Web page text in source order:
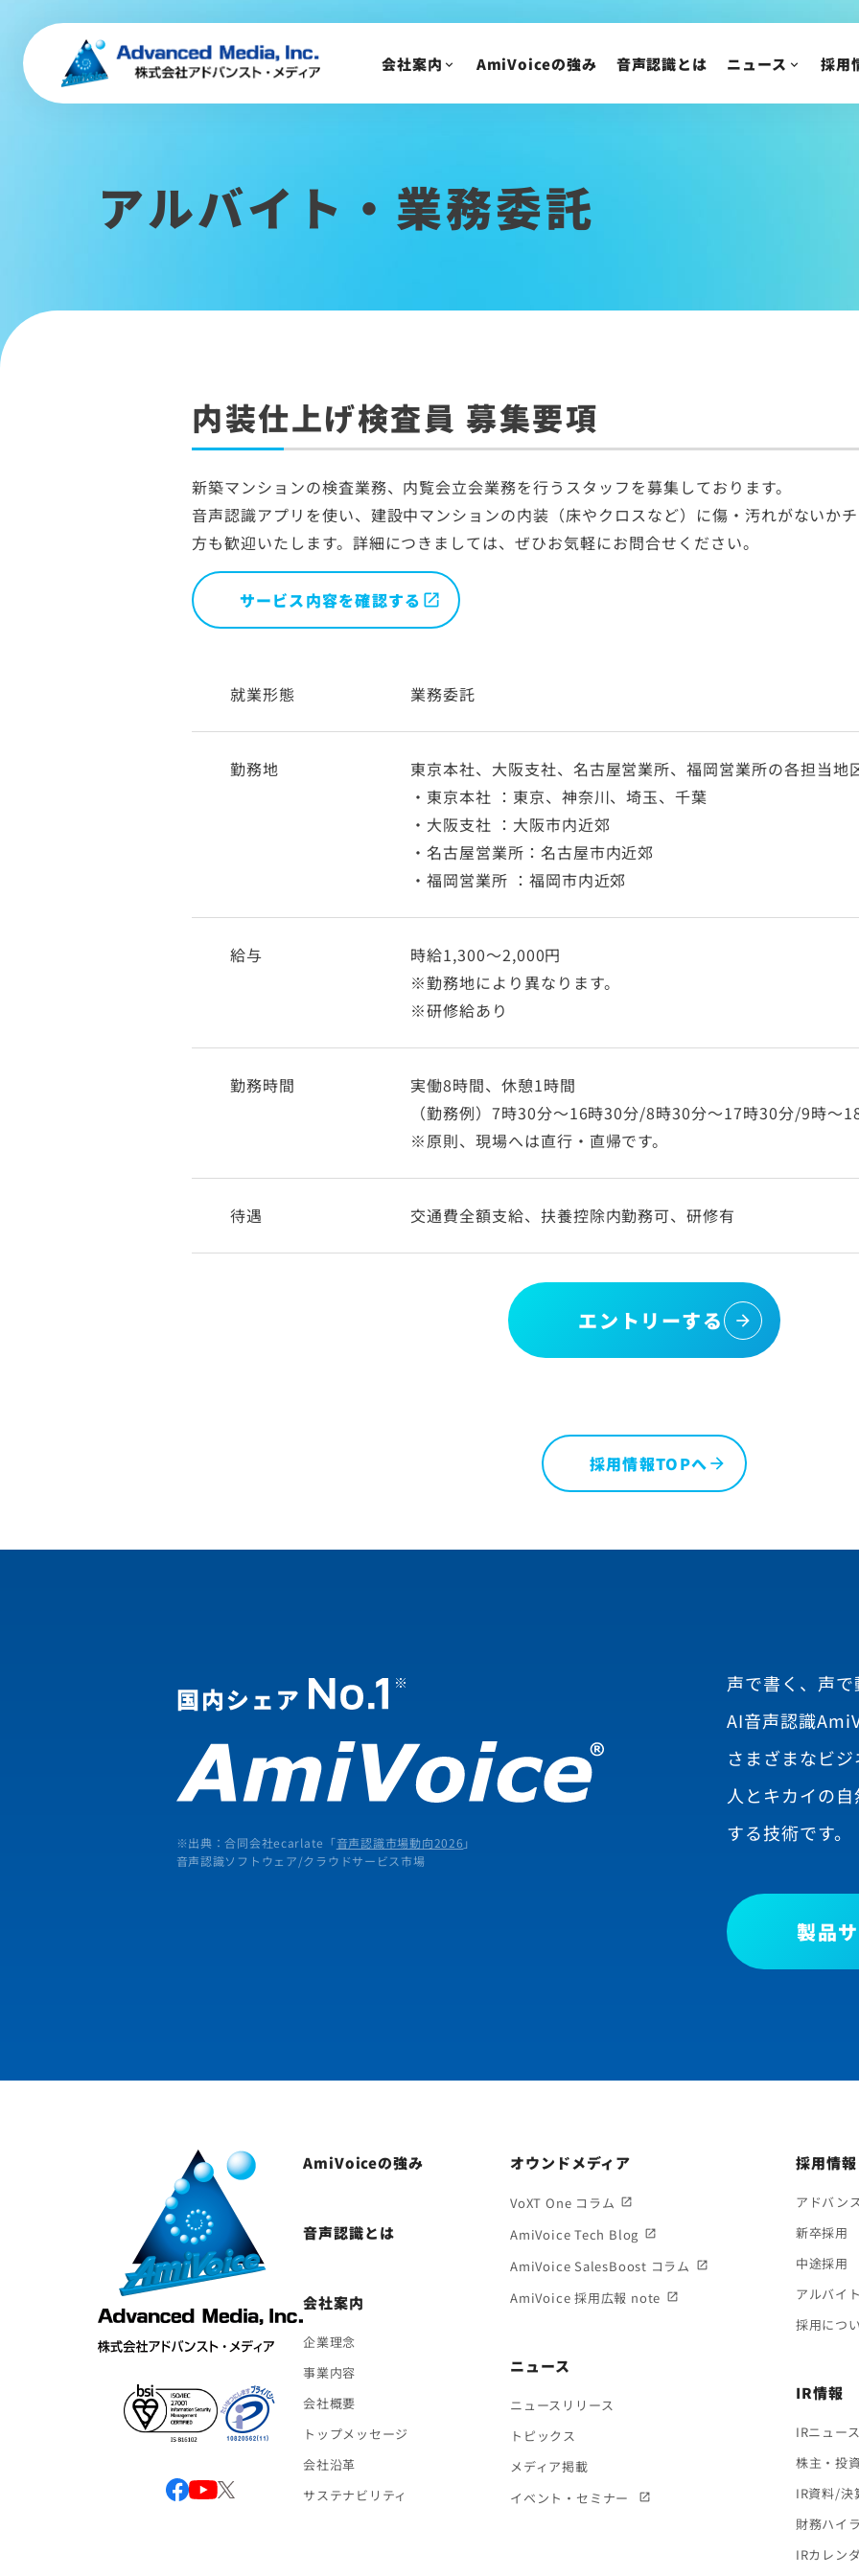
会社案内
企業理念
トップメッセージ
会社沿革
AmiVoice SalesBoost コラム
AmiVoice 採用広報 note
トピックス
メディア掲載
中途採用
アルバイト・業務委
IRカレンダー
会社案内 AmiVoiceの強み 音声認識とは ニュース 採用
アルバイト・業務委託
内装仕上げ検査員 募集要項
新築マンションの検査業務、内覧会立会業務を行うスタッフを募集しております。
音声認識アプリを使い、建設中マンションの内装（床やクロスなど）に傷・汚れがないか
方も歓迎いたします。詳細につきましては、ぜひお気軽にお問合せください。
サービス内容を確認する
就業形態 業務委託
勤務地
東京本社、大阪支社、名古屋営業所、福岡営業所の各担当地
・東京本社 ：東京、神奈川、埼玉、千葉
・大阪支社 ：大阪市内近郊
・名古屋営業所：名古屋市内近郊
・福岡営業所 ：福岡市内近郊
給与
時給1,300～2,000円
※勤務地により異なります。
※研修給あり
勤務時間
実働8時間、休憩1時間
（勤務例）7時30分～16時30分/8時30分～17時30分/9時～
※原則、現場へは直行・直帰です。
待遇 交通費全額支給、扶養控除内勤務可、研修有
エントリーする
採用情報TOPへ
※出典：合同会社ecarlate「音声認識市場動向2026 」
音声認識ソフトウェア/クラウドサービス市場
声で書く、声
AI音声認識
さまざまなビ
人とキカイの
する技術です。
製品
AmiVoiceの強み
音声認識とは
会社案内
企業理念
事業内容
会社概要
トップメッセージ
会社沿革
サステナビリティ
オウンドメディア
VoXT One コラム
AmiVoice Tech Blog
AmiVoice SalesBoost コラム
AmiVoice 採用広報 note
ニュース
ニュースリリース
トピックス
メディア掲載
イベント・セミナー
採用情報
アドバン
新卒採用
中途採用
アルバイ
採用につ
IR情報
IRニュー
株主・投
IR資料/決
財務ハイ
IRカレン